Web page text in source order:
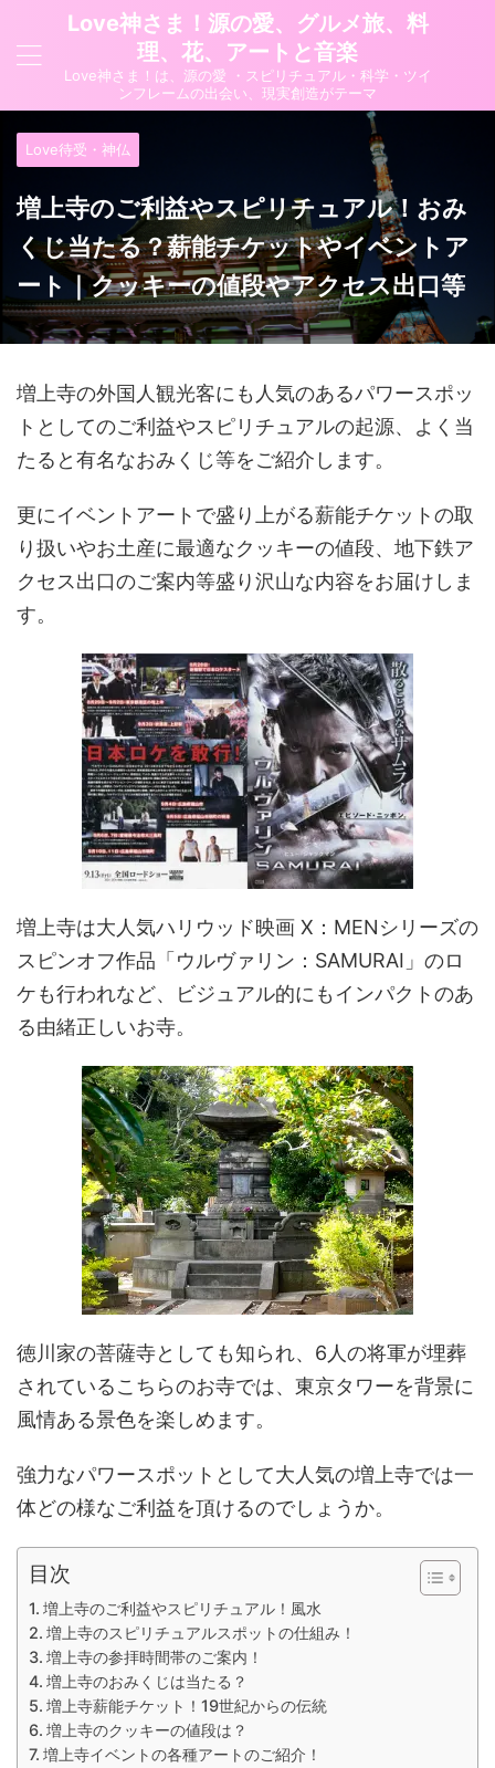
Love神さま！源の愛、グルメ旅、料
理、花、アートと音楽
Love神さま！は、源の愛 ・スピリチュアル・科学・ツイ
ンフレームの出会い、現実創造がテーマ
Love待受・神仏
増上寺のご利益やスピリチュアル！おみ
くじ当たる？薪能チケットやイベントア
ート｜クッキーの値段やアクセス出口等
増上寺の外国人観光客にも 人気のあるパワースポッ
トとしてのご利益やスピリチュアルの起源、よく当
たると有名なおみくじ等をご紹介します。
更にイベントアート で盛り上がる薪能チケットの取
り扱いやお土産に最適なクッキーの値段、地下鉄ア
クセス出口のご案内等盛り沢山な内容をお届けしま
す。
増上寺は大人気ハリウッド映画 X：MENシリーズの
スピンオフ作品「ウルヴァリン：SAMURAI」のロ
ケも行われなど、ビジュアル的にもインパクトのあ
る由緒正しいお寺。
徳川家の菩薩寺としても知られ、6人の将軍が埋葬
されているこちらのお寺では、東京タワーを背景に
風情ある景色を楽しめます。
強力なパワースポットとして大人気の増上寺では一
体どの様なご利益を頂けるのでしょうか。
目次
増上寺のご利益やスピリチュアル！風水
増上寺のスピリチュアルスポットの仕組み！
増上寺の参拝時間帯のご案内！
増上寺のおみくじは当たる？
増上寺薪能チケット！19世紀からの伝統
増上寺のクッキーの値段は？
増上寺イベントの各種アートのご紹介！